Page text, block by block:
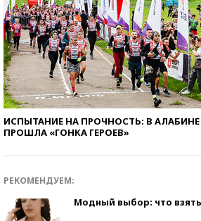
ИСПЫТАНИЕ НА ПРОЧНОСТЬ: В АЛАБИНЕ
ПРОШЛА «ГОНКА ГЕРОЕВ»
РЕКОМЕНДУЕМ:
Модный выбор: что взять